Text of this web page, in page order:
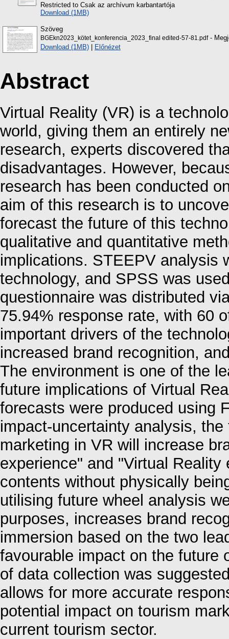
Restricted to Csak az archívum karbantartója
Download (1MB)
Szöveg
BGEkn2023_kötet_konferencia_2023_final edited-57-81.pdf-
Download (1MB) | Előnézet
Abstract
Virtual Reality (VR) is a
world, giving them an entirely
research, experts discovered
disadvantages. However,
research has been conducted
aim of this research is to
forecast the future of this
qualitative and quantitative
implications. STEEPV analysis
technology, and SPSS was
questionnaire was distributed
75.94% response rate, with 60
important drivers of the
increased brand recognition,
The environment is one of the
future implications of Virtual
forecasts were produced using
impact-uncertainty analysis,
marketing in VR will increase
experience" and "Virtual
contents without physically
utilising future wheel analysis
purposes, increases brand
immersion based on the two
favourable impact on the future
of data collection was
allows for more accurate
potential impact on tourism
current tourism sector.